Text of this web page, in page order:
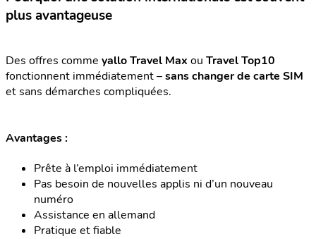
plus avantageuse
Des offres comme yallo Travel Max ou Travel Top10
fonctionnent immédiatement –sans changer de carte SIM
et sans démarches compliquées.
Avantages :
Prête à l’emploi immédiatement
Pas besoin de nouvelles applis ni d’un nouveau
numéro
Assistance en allemand
Pratique et fiable